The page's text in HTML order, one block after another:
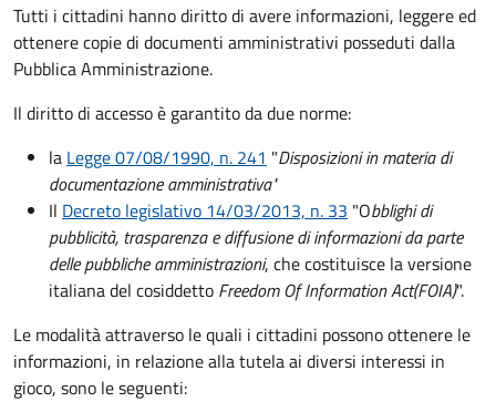
Tutti i cittadini hanno diritto di avere informazioni, leggere ed
ottenere copie di documenti amministrativi posseduti dalla
Pubblica Amministrazione.
Il diritto di accesso è garantito da due norme:
la Legge 07/08/1990, n. 241 "Disposizioni in materia di
documentazione amministrativa"
Il Decreto legislativo 14/03/2013, n. 33 "Obblighi di
pubblicità, trasparenza e diffusione di informazioni da parte
delle pubbliche amministrazioni, che costituisce la versione
italiana del cosiddetto Freedom Of Information Act(FOIA)".
Le modalità attraverso le quali i cittadini possono ottenere le
informazioni, in relazione alla tutela ai diversi interessi in
gioco, sono le seguenti: